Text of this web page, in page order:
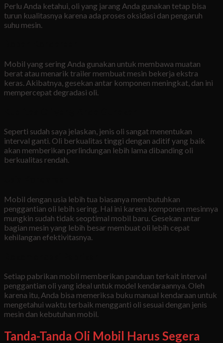
Perlu Anda ketahui, oli yang jarang Anda gunakan tetap bisa
turun kualitasnya karena ada proses oksidasi dan pengaruh
suhu mesin.
Mobil yang sering Anda gunakan untuk membawa muatan
berat atau menarik trailer membuat mesin bekerja ekstra
keras. Akibatnya, gesekan antar komponen meningkat, dan ini
mempercepat degradasi oli.
Seperti sudah saya jelaskan, jenis oli sangat menentukan
interval ganti. Oli berkualitas tinggi dengan aditif yang baik
akan memberikan perlindungan lebih lama dibanding oli
berkualitas rendah.
Mobil dengan usia lebih tua biasanya membutuhkan
penggantian oli lebih sering. Hal ini karena komponen mesinnya
mungkin sudah tidak seoptimal mobil baru. Gesekan antar
bagian mesin yang lebih besar membuat oli lebih cepat
kehilangan efektivitasnya.
Setiap pabrikan mobil memberikan panduan terkait interval
penggantian oli yang ideal untuk model kendaraannya. Oleh
karena itu, Anda bisa memeriksa buku manual kendaraan untuk
mengetahui waktu terbaik mengganti oli sesuai dengan jenis
mesin dan kebutuhan mobil.
Tanda-Tanda Oli Mobil Harus Segera